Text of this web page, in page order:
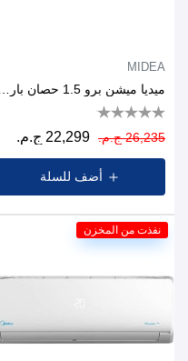
MIDEA
26,235 ج.م. 22,299 ج.م.
أضف للسلة
نفذت من المخزن